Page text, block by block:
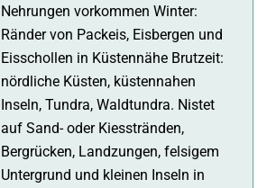
Nehrungen vorkommen Winter:
Ränder von Packeis, Eisbergen und
Eisschollen in Küstennähe Brutzeit:
nördliche Küsten, küstennahen
Inseln, Tundra, Waldtundra. Nistet
auf Sand- oder Kiesstränden,
Bergrücken, Landzungen, felsigem
Untergrund und kleinen Inseln in